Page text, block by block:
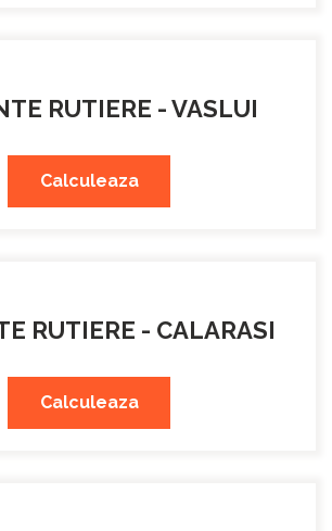
RUTIERE - VASLUI
Calculeaza
RUTIERE - CALARASI
Calculeaza